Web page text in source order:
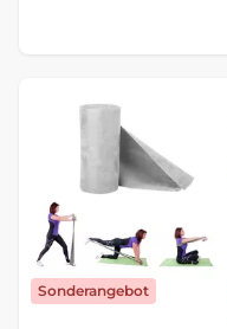
Sonderangebot